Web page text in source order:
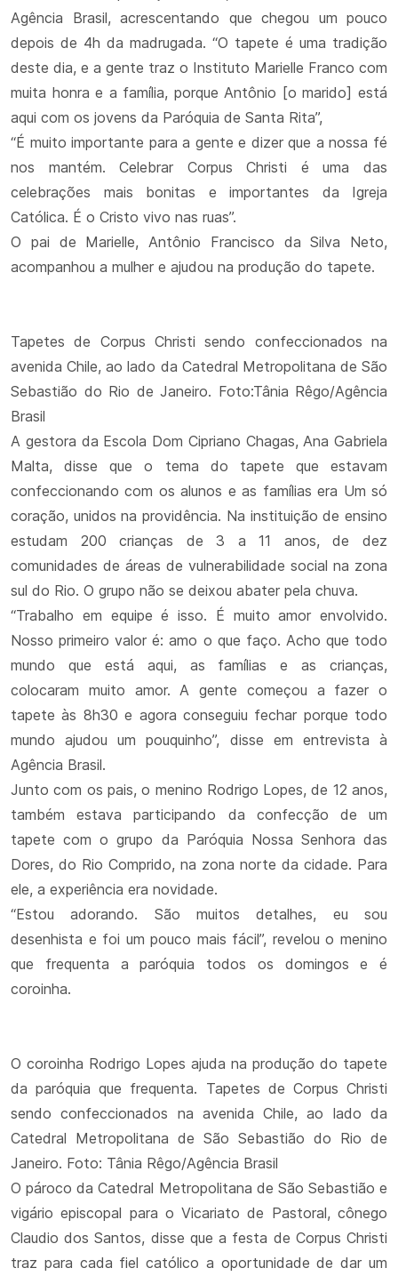
Agência Brasil, acrescentando que chegou um pouco
depois de 4h da madrugada. “O tapete é uma tradição
deste dia, e a gente traz o Instituto Marielle Franco com
muita honra e a família, porque Antônio [o marido] está
aqui com os jovens da Paróquia de Santa Rita”,
“É muito importante para a gente e dizer que a nossa fé
nos mantém. Celebrar Corpus Christi é uma das
celebrações mais bonitas e importantes da Igreja
Católica. É o Cristo vivo nas ruas”.
O pai de Marielle, Antônio Francisco da Silva Neto,
acompanhou a mulher e ajudou na produção do tapete.
Tapetes de Corpus Christi sendo confeccionados na
avenida Chile, ao lado da Catedral Metropolitana de São
Sebastião do Rio de Janeiro. Foto:Tânia Rêgo/Agência
Brasil
A gestora da Escola Dom Cipriano Chagas, Ana Gabriela
Malta, disse que o tema do tapete que estavam
confeccionando com os alunos e as famílias era Um só
coração, unidos na providência. Na instituição de ensino
estudam 200 crianças de 3 a 11 anos, de dez
comunidades de áreas de vulnerabilidade social na zona
sul do Rio. O grupo não se deixou abater pela chuva.
“Trabalho em equipe é isso. É muito amor envolvido.
Nosso primeiro valor é: amo o que faço. Acho que todo
mundo que está aqui, as famílias e as crianças,
colocaram muito amor. A gente começou a fazer o
tapete às 8h30 e agora conseguiu fechar porque todo
mundo ajudou um pouquinho”, disse em entrevista à
Agência Brasil.
Junto com os pais, o menino Rodrigo Lopes, de 12 anos,
também estava participando da confecção de um
tapete com o grupo da Paróquia Nossa Senhora das
Dores, do Rio Comprido, na zona norte da cidade. Para
ele, a experiência era novidade.
“Estou adorando. São muitos detalhes, eu sou
desenhista e foi um pouco mais fácil”, revelou o menino
que frequenta a paróquia todos os domingos e é
coroinha.
O coroinha Rodrigo Lopes ajuda na produção do tapete
da paróquia que frequenta. Tapetes de Corpus Christi
sendo confeccionados na avenida Chile, ao lado da
Catedral Metropolitana de São Sebastião do Rio de
Janeiro. Foto: Tânia Rêgo/Agência Brasil
O pároco da Catedral Metropolitana de São Sebastião e
vigário episcopal para o Vicariato de Pastoral, cônego
Claudio dos Santos, disse que a festa de Corpus Christi
traz para cada fiel católico a oportunidade de dar um